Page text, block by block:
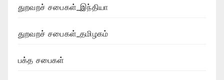
துறவறச் சபைகள்_இந்தியா
துறவறச் சபைகள்_தமிழகம்
பக்த சபைகள்